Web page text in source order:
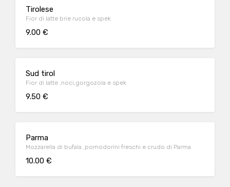
Tirolese
Fior di latte brie rucola e spek
9.00 €
Sud tirol
Fior di latte ,noci,gorgozola e spek
9.50 €
Parma
Mozzarella di bufala ,pomodorini freschi e crudo di Parma
10.00 €